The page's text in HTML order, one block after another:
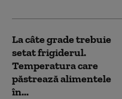
La câte grade trebuie
setat frigiderul.
Temperatura care
păstrează alimentele
în...